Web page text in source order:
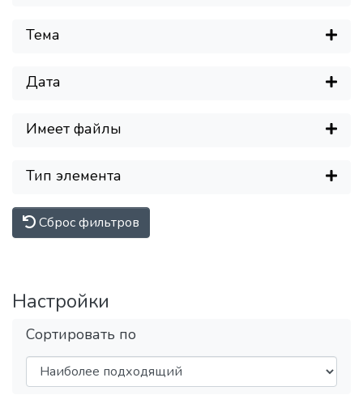
Тема
Дата
Имеет файлы
Тип элемента
Сброс фильтров
Настройки
Сортировать по